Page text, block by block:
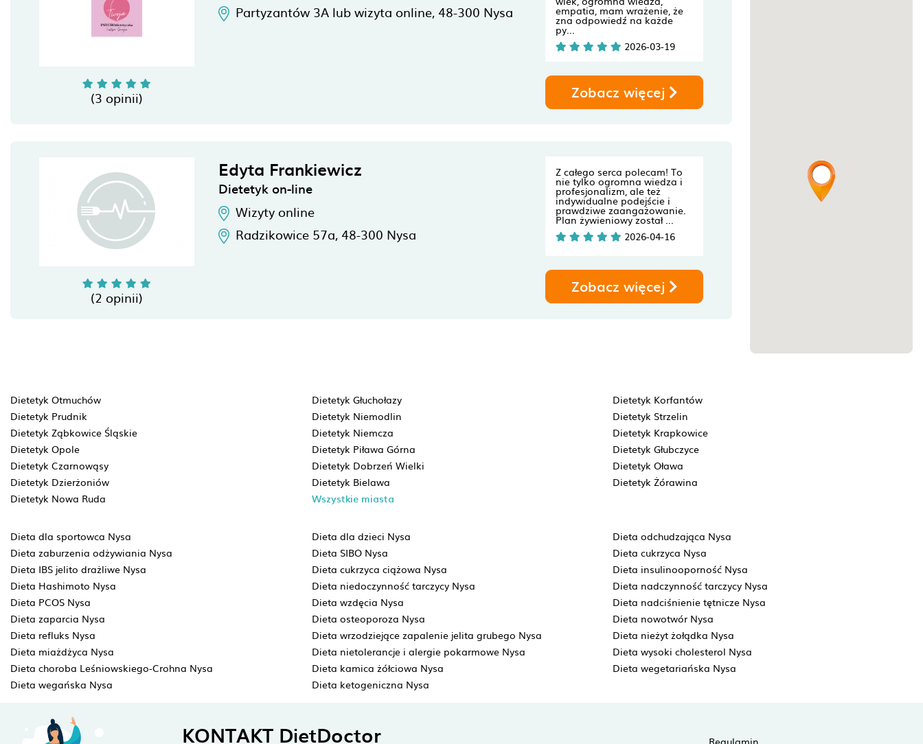
(3 opinii)
Partyzantów 3A lub wizyta online, 48-300 Nysa empatia, mam wrażenie, że
zna odpowiedź na każde
py...
2026-03-19
Zobacz więcej
(2 opinii)
Edyta Frankiewicz
Dietetyk on-line
Wizyty online
Radzikowice 57a, 48-300 Nysa
Z całego serca polecam! To
nie tylko ogromna wiedza i
profesjonalizm, ale też
indywidualne podejście i
prawdziwe zaangażowanie.
Plan żywieniowy został ...
2026-04-16
Zobacz więcej
Dietetyk Otmuchów Dietetyk Głuchołazy
Dietetyk Korfantów
Dietetyk Prudnik
Dietetyk Niemodlin
Dietetyk Strzelin
Dietetyk Ząbkowice Śląskie
Dietetyk Niemcza
Dietetyk Krapkowice
Dietetyk Opole
Dietetyk Piława Górna
Dietetyk Głubczyce
Dietetyk Czarnowąsy
Dietetyk Dobrzeń Wielki
Dietetyk Oława
Dietetyk Dzierżoniów
Dietetyk Bielawa
Dietetyk Żórawina
Dietetyk Nowa Ruda
Wszystkie miasta
Dieta dla sportowca Nysa Dieta dla dzieci Nysa
Dieta odchudzająca Nysa
Dieta zaburzenia odżywiania Nysa
Dieta SIBO Nysa
Dieta cukrzyca Nysa
Dieta IBS jelito drażliwe Nysa
Dieta cukrzyca ciążowa Nysa
Dieta insulinooporność Nysa
Dieta Hashimoto Nysa
Dieta niedoczynność tarczycy Nysa
Dieta nadczynność tarczycy Nysa
Dieta PCOS Nysa
Dieta wzdęcia Nysa
Dieta nadciśnienie tętnicze Nysa
Dieta zaparcia Nysa
Dieta osteoporoza Nysa
Dieta nowotwór Nysa
Dieta refluks Nysa
Dieta wrzodziejące zapalenie jelita grubego Nysa
Dieta nieżyt żołądka Nysa
Dieta miażdżyca Nysa
Dieta nietolerancje i alergie pokarmowe Nysa
Dieta wysoki cholesterol Nysa
Dieta choroba Leśniowskiego-Crohna Nysa
Dieta kamica żółciowa Nysa
Dieta wegetariańska Nysa
Dieta wegańska Nysa
Dieta ketogeniczna Nysa
KONTAKT DietDoctor Regulamin